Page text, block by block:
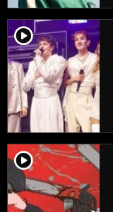
player2
player2